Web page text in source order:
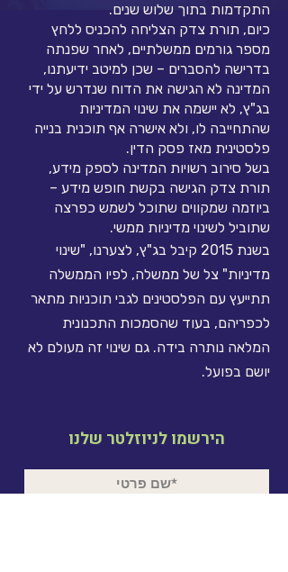
התקדמות בתוך שלוש שנים.
כיום, תורת צדק הצליחה להכניס ללחץ
מספר גורמים ממשלתיים, לאחר שפנתה
בדרישה להסברים – שכן למיטב ידיעתנו,
המדינה לא הגישה את הדוח שנדרש על ידי
בג"ץ, לא יישמה את שינוי המדיניות
שהתחייבה לו, ולא אישרה אף תוכנית בנייה
פלסטינית מאז פסק הדין.
בשל סירוב רשויות המדינה לספק מידע,
תורת צדק הגישה בקשת חופש מידע –
ביוזמה שמקווים שתוכל לשמש כפרצה
שתוביל לשינוי מדיניות ממשי.
בשנת 2015 קיבל בג"ץ, לצערנו, "שינוי
מדיניות" צל של ממשלה, לפיו הממשלה
תתייעץ עם הפלסטינים לגבי תוכניות מתאר
לכפריהם, בעוד שהסמכות התכנונית
המלאה נותרה בידה. גם שינוי זה מעולם לא
יושם בפועל.
הירשמו לניוזלטר שלנו